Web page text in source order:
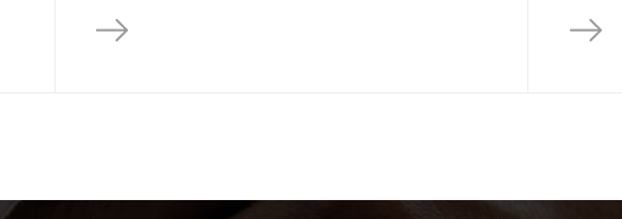
实现企业盈利。